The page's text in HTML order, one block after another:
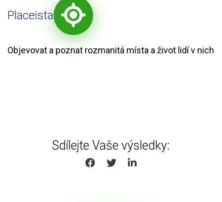
Placeista
Objevovat a poznat rozmanitá místa a život lidí v nich
Sdílejte Vaše výsledky:
SHARE ON FACEBOOK
SHARE ON TWITTER
SHARE ON LINKEDIN